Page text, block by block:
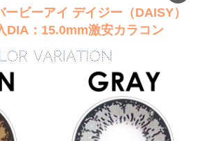
ービーアイ デイジー（DAISY）
DIA：15.0mm激安カラコン